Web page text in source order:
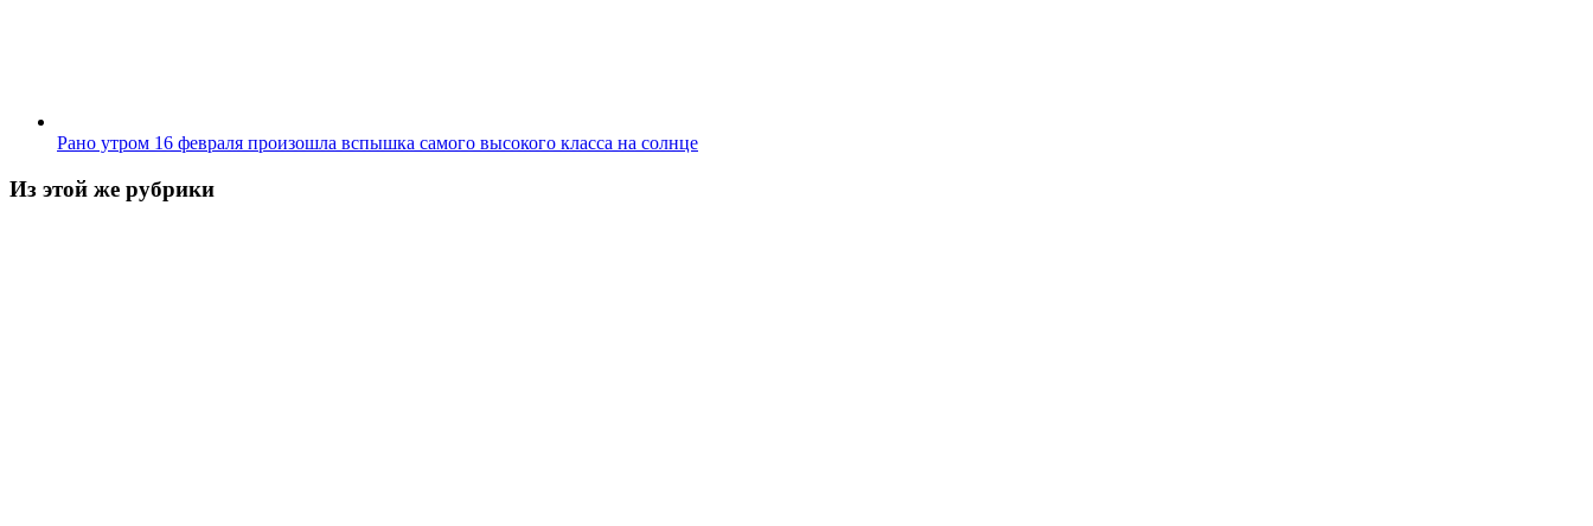
Рано утром 16 февраля произошла вспышка самого высокого класса на солнце
Из этой же рубрики